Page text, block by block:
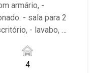
armário, -
- sala para 2
- lavabo, -
gourmet -
4